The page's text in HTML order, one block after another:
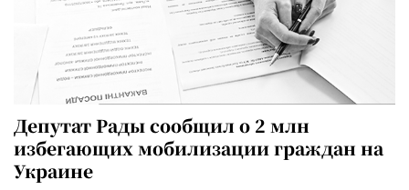
Депутат Рады сообщил о 2 млн
избегающих мобилизации граждан на
Украине